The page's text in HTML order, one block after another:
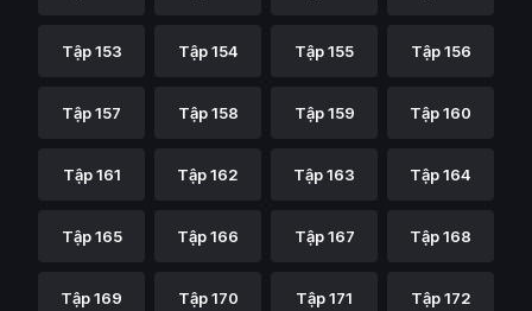
Tập 153 Tập 154 Tập 155 Tập 156
Tập 157 Tập 158 Tập 159 Tập 160
Tập 161 Tập 162 Tập 163 Tập 164
Tập 165 Tập 166 Tập 167 Tập 168
Tập 169 Tập 170 Tập 171 Tập 172